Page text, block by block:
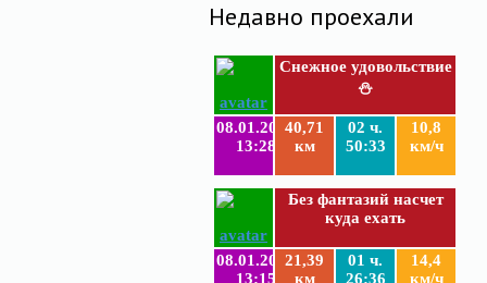
Недавно проехали
Снежное удовольствие
⛄
08.01.2019
13:28
40,71
км
02 ч.
50:33
10,8
км/ч
Без фантазий насчет
куда ехать
08.01.2019
13:15
21,39
км
01 ч.
26:36
14,4
км/ч